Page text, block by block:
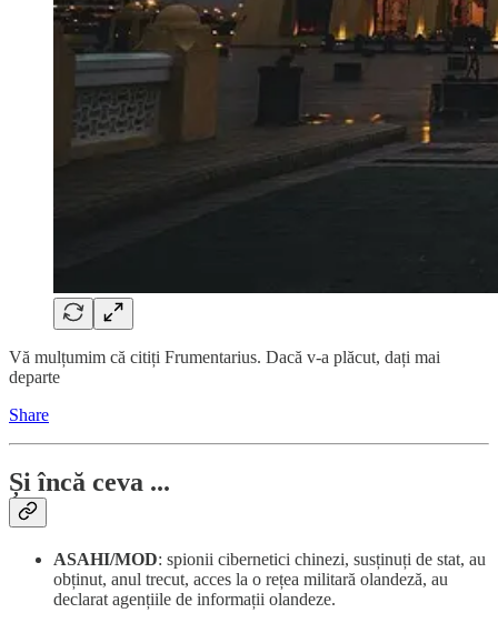
Vă mulțumim că citiți Frumentarius. Dacă v-a plăcut, dați mai
departe
Share
Și încă ceva ...
ASAHI/MOD: spionii cibernetici chinezi, susținuți de stat, au
obținut, anul trecut, acces la o rețea militară olandeză, au
declarat agențiile de informații olandeze.